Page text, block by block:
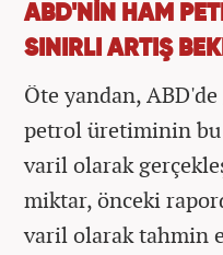
ABD'NİN HAM
SINIRLI ARTIŞ
Öte yandan,
petrol üretiminin
varil olarak
miktar, önceki
varil olarak tahmin